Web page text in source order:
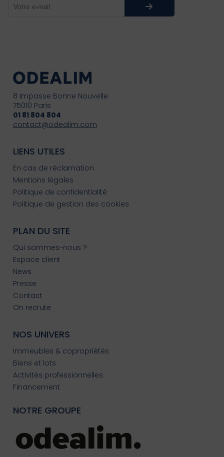
8 Impasse Bonne Nouvelle
75010 Paris
01 81 804 804
contact@odealim.com
LIENS UTILES
En cas de réclamation
Mentions légales
Politique de confidentialité
Politique de gestion des cookies
PLAN DU SITE
Qui sommes-nous ?
Espace client
News
Presse
Contact
On recrute
NOS UNIVERS
Immeubles & copropriétés
Biens et lots
Activités professionnelles
Financement
NOTRE GROUPE